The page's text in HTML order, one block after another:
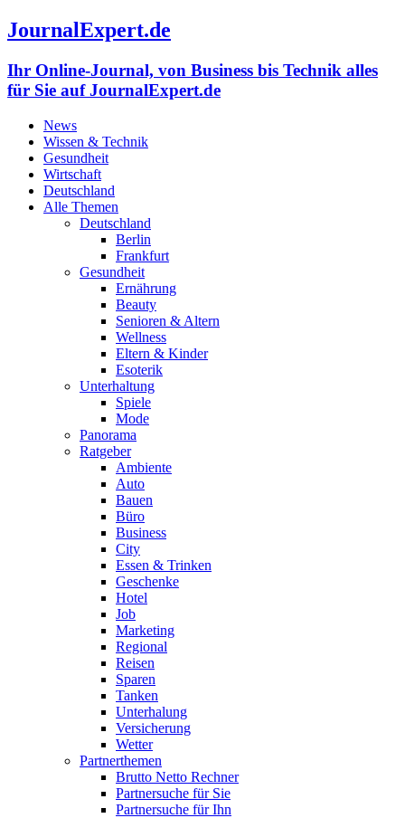
JournalExpert.de
Ihr Online-Journal, von Business bis Technik alles
für Sie auf JournalExpert.de
News
Wissen & Technik
Gesundheit
Wirtschaft
Deutschland
Alle Themen
Deutschland
Berlin
Frankfurt
Gesundheit
Ernährung
Beauty
Senioren & Altern
Wellness
Eltern & Kinder
Esoterik
Unterhaltung
Spiele
Mode
Panorama
Ratgeber
Ambiente
Auto
Bauen
Büro
Business
City
Essen & Trinken
Geschenke
Hotel
Job
Marketing
Regional
Reisen
Sparen
Tanken
Unterhalung
Versicherung
Wetter
Partnerthemen
Brutto Netto Rechner
Partnersuche für Sie
Partnersuche für Ihn